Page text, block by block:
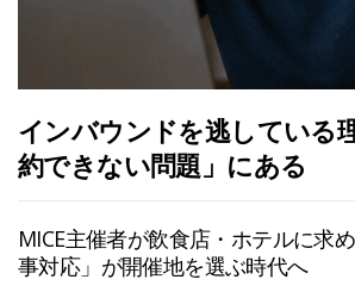
インバウンドを逃している
約できない問題」にある
MICE主催者が飲食店・ホテルに
事対応」が開催地を選ぶ時代へ